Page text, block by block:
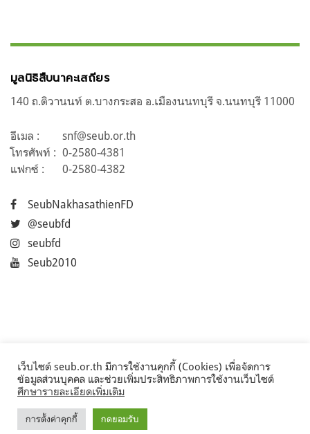
มูลนิธิสืบนาคะเสถียร
140 ถ.ติวานนท์ ต.บางกระสอ อ.เมืองนนทบุรี จ.นนทบุรี 11000
อีเมล :
snf@seub.or.th
โทรศัพท์ : 0-2580-4381
แฟกซ์ :
0-2580-4382
SeubNakhasathienFD
@seubfd
seubfd
Seub2010
©2017 Seub.or.th
เว็บไซต์ seub.or.th มีการใช้งานคุกกี้ (Cookies) เพื่อจัดการ
ข้อมูลส่วนบุคคล และช่วยเพิ่มประสิทธิภาพการใช้งานเว็บไซต์
ศึกษารายละเอียดเพิ่มเติม
การตั้งค่าคุกกี้ กดยอมรับ